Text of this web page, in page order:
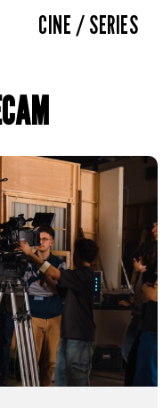
CINE / SERIES